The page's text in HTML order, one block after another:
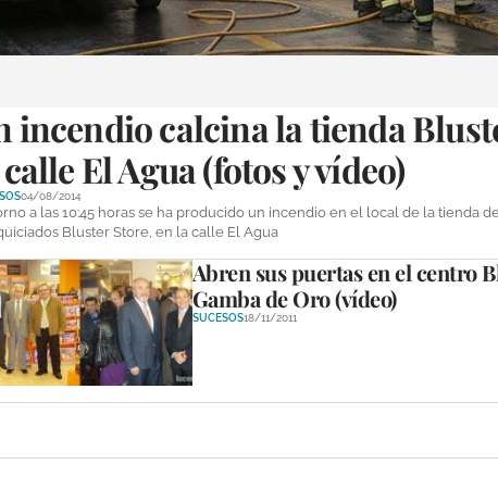
incendio calcina la tienda
El Agua (fotos y vídeo)
04/08/2014
a las 10:45 horas se ha producido un incendio en el local de la tienda
Bluster Store, en la calle El Agua
Abren sus puertas en el centro
Gamba de Oro (vídeo)
SUCESOS18/11/2011